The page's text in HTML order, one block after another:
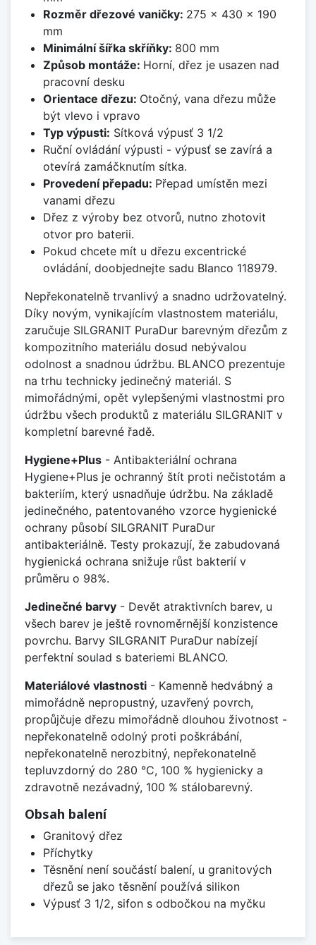
Rozměr dřezové vaničky: 275 x 430 x 190
mm
Minimální šířka skříňky: 800 mm
Způsob montáže: Horní, dřez je usazen nad
pracovní desku
Orientace dřezu: Otočný, vana dřezu může
být vlevo i vpravo
Typ výpusti: Sítková výpusť 3 1/2
Ruční ovládání výpusti - výpusť se zavírá a
otevírá zamáčknutím sítka.
Provedení přepadu: Přepad umístěn mezi
vanami dřezu
Dřez z výroby bez otvorů, nutno zhotovit
otvor pro baterii.
Pokud chcete mít u dřezu excentrické
ovládání, doobjednejte sadu Blanco 118979.
Nepřekonatelně trvanlivý a snadno udržovatelný.
Díky novým, vynikajícím vlastnostem materiálu,
zaručuje SILGRANIT PuraDur barevným dřezům z
kompozitního materiálu dosud nebývalou
odolnost a snadnou údržbu. BLANCO prezentuje
na trhu technicky jedinečný materiál. S
mimořádnými, opět vylepšenými vlastnostmi pro
údržbu všech produktů z materiálu SILGRANIT v
kompletní barevné řadě.
Hygiene+Plus - Antibakteriální ochrana
Hygiene+Plus je ochranný štít proti nečistotám a
bakteriím, který usnadňuje údržbu. Na základě
jedinečného, patentovaného vzorce hygienické
ochrany působí SILGRANIT PuraDur
antibakteriálně. Testy prokazují, že zabudovaná
hygienická ochrana snižuje růst bakterií v
průměru o 98%.
Jedinečné barvy - Devět atraktivních barev, u
všech barev je ještě rovnoměrnější konzistence
povrchu. Barvy SILGRANIT PuraDur nabízejí
perfektní soulad s bateriemi BLANCO.
Materiálové vlastnosti - Kamenně hedvábný a
mimořádně nepropustný, uzavřený povrch,
propůjčuje dřezu mimořádně dlouhou životnost -
nepřekonatelně odolný proti poškrábání,
nepřekonatelně nerozbitný, nepřekonatelně
tepluvzdorný do 280 °C, 100 % hygienicky a
zdravotně nezávadný, 100 % stálobarevný.
Obsah balení
Granitový dřez
Příchytky
Těsnění není součástí balení, u granitových
dřezů se jako těsnění používá silikon
Výpusť 3 1/2, sifon s odbočkou na myčku